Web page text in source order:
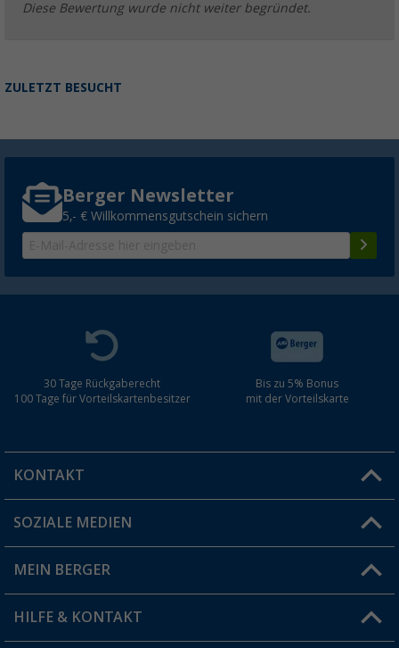
Diese Bewertung wurde nicht weiter begründet.
ZULETZT BESUCHT
Berger Newsletter
5,- € Willkommensgutschein sichern
30 Tage Rückgaberecht
100 Tage für Vorteilskartenbesitzer
Bis zu 5% Bonus
mit der Vorteilskarte
KONTAKT
Du hast eine Frage?
Filiale finden
SOZIALE MEDIEN
MEIN BERGER
Vorteilskarte
HILFE & KONTAKT